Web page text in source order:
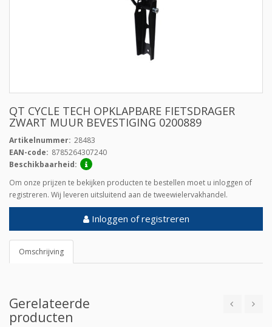
Omschrijving
QT CYCLE TECH OPKLAPBARE FIETSDRAGER
ZWART MUUR BEVESTIGING 0200889
Artikelnummer: 28483
EAN-code: 8785264307240
Beschikbaarheid:
Om onze prijzen te bekijken producten te bestellen moet u inloggen of
registreren. Wij leveren uitsluitend aan de tweewielervakhandel.
Inloggen of registreren
Gerelateerde
producten